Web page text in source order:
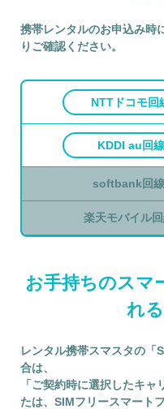
携帯レンタルのお申込み時
りご確認ください。
NTTドコモ回
KDDI au回
softbank回
楽天モバイル
お手持ちのスマ
れ
レンタル携帯スマスタの「
合は、
「ご契約時に選択したキ
たは、SIMフリースマート